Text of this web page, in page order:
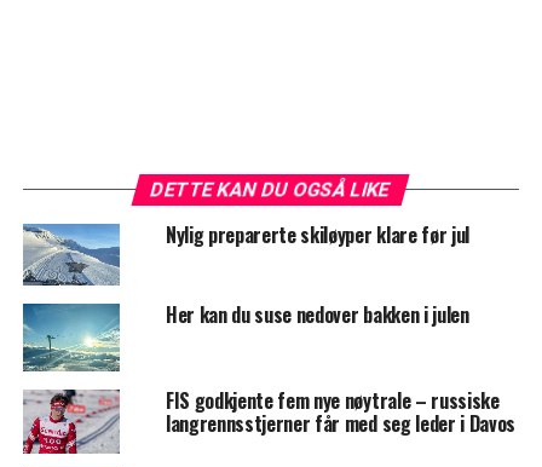
DETTE KAN DU OGSÅ LIKE
Nylig preparerte skiløyper klare før jul
Her kan du suse nedover bakken i julen
FIS godkjente fem nye nøytrale – russiske
langrennsstjerner får med seg leder i Davos